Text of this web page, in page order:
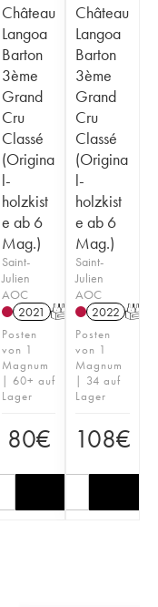
Château
Langoa
Barton
3ème
Grand
Cru
Classé
(Origina
l-
holzkist
e ab 6
Mag.)
Saint-
Julien
AOC
2021 T
Posten
von 1
Magnum
| 60+ auf
Lager
80€
Château
Langoa
Barton
3ème
Grand
Cru
Classé
(Origina
l-
holzkist
e ab 6
Mag.)
Saint-
Julien
AOC
2022 T
Posten
von 1
Magnum
| 34 auf
Lager
108€